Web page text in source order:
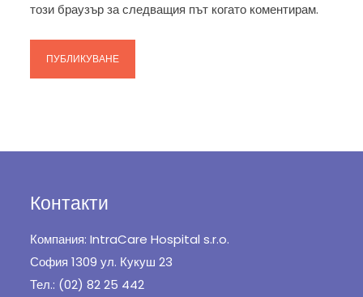
този браузър за следващия път когато коментирам.
Контакти
Компания: IntraCare Hospital s.r.o.
София 1309 ул. Кукуш 23
Тел.: (02) 82 25 442